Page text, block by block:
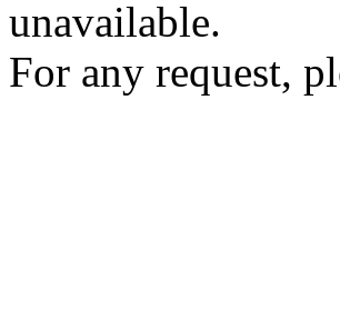
unavailable.
For any request,